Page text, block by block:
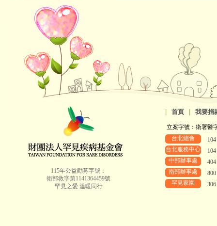
115年公益勸募字號：
衛部救字第1141364459號
罕見之愛 溫暖同行
首頁 我要捐
立案字號：衛署醫
台北總會
台北服務中心
中部辦事處
南部辦事處
罕見家園